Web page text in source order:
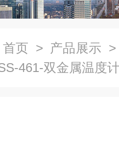
首页 > 产品展示
461-双金属温度